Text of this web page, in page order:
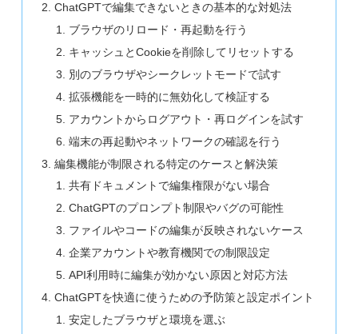
ChatGPTで編集できないときの基本的な対処法
ブラウザのリロード・再起動を行う
キャッシュとCookieを削除してリセットする
別のブラウザやシークレットモードで試す
拡張機能を一時的に無効化して検証する
アカウントからログアウト・再ログインを試す
端末の再起動やネットワークの確認を行う
編集機能が制限される特定のケースと解決策
共有ドキュメントで編集権限がない場合
ChatGPTのプロンプト制限やバグの可能性
ファイルやコードの編集が反映されないケース
企業アカウントや教育機関での制限設定
API利用時に編集が効かない原因と対応方法
ChatGPTを快適に使うための予防策と設定ポイント
安定したブラウザと環境を選ぶ